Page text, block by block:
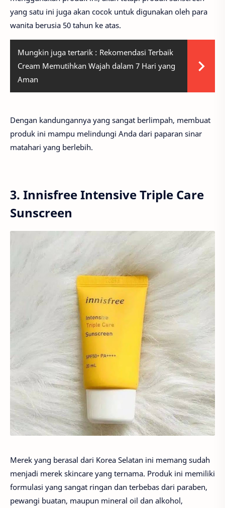
yang satu ini juga akan cocok untuk digunakan oleh para
wanita berusia 50 tahun ke atas.
Mungkin juga tertarik : Rekomendasi Terbaik
Cream Memutihkan Wajah dalam 7 Hari yang
Aman
Dengan kandungannya yang sangat berlimpah, membuat
produk ini mampu melindungi Anda dari paparan sinar
matahari yang berlebih.
3. Innisfree Intensive Triple Care
Sunscreen
Merek yang berasal dari Korea Selatan ini memang sudah
menjadi merek skincare yang ternama. Produk ini memiliki
formulasi yang sangat ringan dan terbebas dari paraben,
pewangi buatan, maupun mineral oil dan alkohol,